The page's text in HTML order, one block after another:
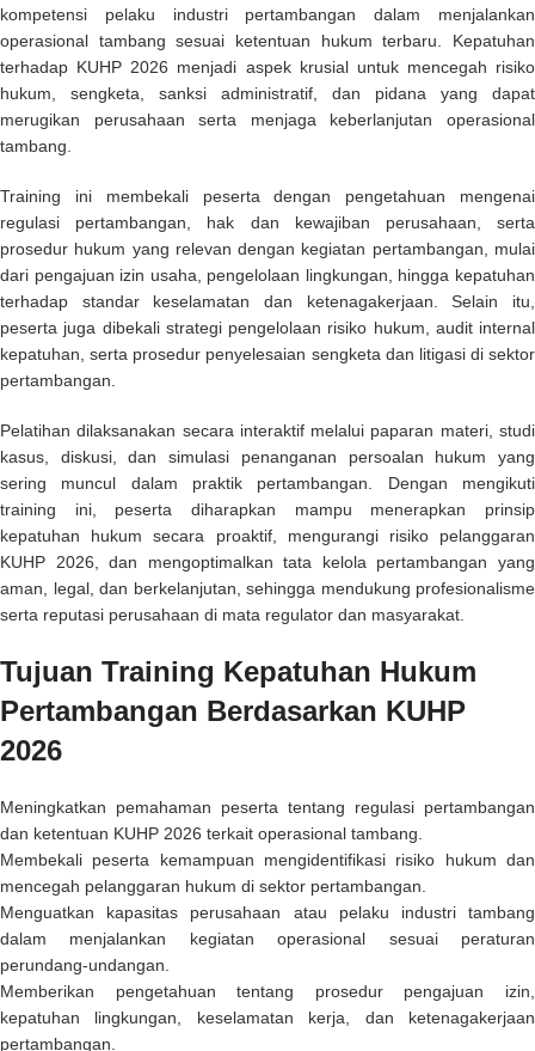
kompetensi pelaku industri pertambangan dalam menjalankan
operasional tambang sesuai ketentuan hukum terbaru. Kepatuhan
terhadap KUHP 2026 menjadi aspek krusial untuk mencegah risiko
hukum, sengketa, sanksi administratif, dan pidana yang dapat
merugikan perusahaan serta menjaga keberlanjutan operasional
tambang.
Training ini membekali peserta dengan pengetahuan mengenai
regulasi pertambangan, hak dan kewajiban perusahaan, serta
prosedur hukum yang relevan dengan kegiatan pertambangan, mulai
dari pengajuan izin usaha, pengelolaan lingkungan, hingga kepatuhan
terhadap standar keselamatan dan ketenagakerjaan. Selain itu,
peserta juga dibekali strategi pengelolaan risiko hukum, audit internal
kepatuhan, serta prosedur penyelesaian sengketa dan litigasi di sektor
pertambangan.
Pelatihan dilaksanakan secara interaktif melalui paparan materi, studi
kasus, diskusi, dan simulasi penanganan persoalan hukum yang
sering muncul dalam praktik pertambangan. Dengan mengikuti
training ini, peserta diharapkan mampu menerapkan prinsip
kepatuhan hukum secara proaktif, mengurangi risiko pelanggaran
KUHP 2026, dan mengoptimalkan tata kelola pertambangan yang
aman, legal, dan berkelanjutan, sehingga mendukung profesionalisme
serta reputasi perusahaan di mata regulator dan masyarakat.
Tujuan Training Kepatuhan Hukum
Pertambangan Berdasarkan KUHP
2026
Meningkatkan pemahaman peserta tentang regulasi pertambangan
dan ketentuan KUHP 2026 terkait operasional tambang.
Membekali peserta kemampuan mengidentifikasi risiko hukum dan
mencegah pelanggaran hukum di sektor pertambangan.
Menguatkan kapasitas perusahaan atau pelaku industri tambang
dalam menjalankan kegiatan operasional sesuai peraturan
perundang-undangan.
Memberikan pengetahuan tentang prosedur pengajuan izin,
kepatuhan lingkungan, keselamatan kerja, dan ketenagakerjaan
pertambangan.